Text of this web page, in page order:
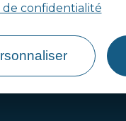
confidentialité